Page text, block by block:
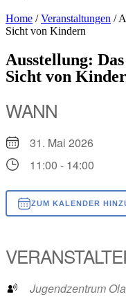
Home /Veranstaltungen /
Sicht von Kindern
Ausstellung:
Sicht von
WANN
31. Mai 2026
11:00 - 14:00
ZUM KALENDER
Jugendzentrum